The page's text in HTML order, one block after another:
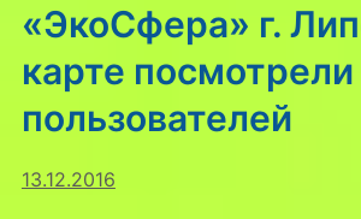
«ЭкоСфера» г.
карте
пользователей
13.12.2016